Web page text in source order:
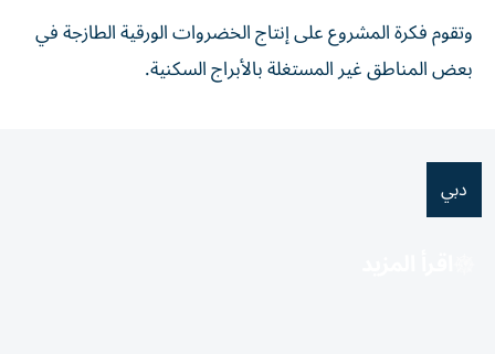
وتقوم فكرة المشروع على إنتاج الخضروات الورقية الطازجة في
بعض المناطق غير المستغلة بالأبراج السكنية.
دبي